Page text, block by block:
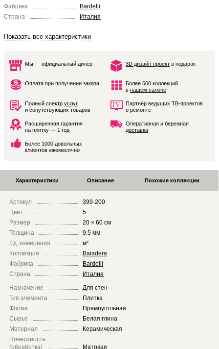
Фабрика
Bardelli
Страна
Италия
Показать все характеристики
Мы — официальный дилер 3D дизайн-проект в подарок
Оплата при получении заказа
Более 500 коллекций
в нашем салоне
Полный спектр услуг
и сопутствующих товаров
Партнёр ведущих ТВ-проектов
о ремонте
Расширенная гарантия
на плитку — 1 год
Оперативная и бережная
доставка
Более 1000 довольных
клиентов ежемесячно
Характеристики Описание Похожие коллекции
Артикул
399-200
Цвет
5
Размер
20 × 60 см
Толщина
9.5 мм
Ед. измерения
м²
Коллекция
Baiadera
Фабрика
Bardelli
Страна
Италия
Назначение
Для стен
Тип элемента
Плитка
Форма
Прямоугольная
Сырье
Белая глина
Материал
Керамическая
Поверхность
(обработка)
Матовая